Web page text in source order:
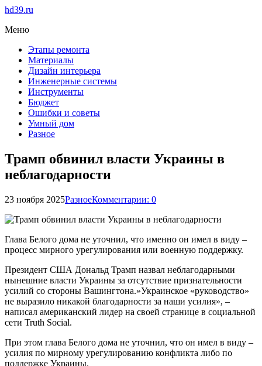
hd39.ru
Меню
Этапы ремонта
Материалы
Дизайн интерьера
Инженерные системы
Инструменты
Бюджет
Ошибки и советы
Умный дом
Разное
Трамп обвинил власти Украины в
неблагодарности
23 ноября 2025РазноеКомментарии: 0
Глава Белого дома не уточнил, что именно он имел в виду –
процесс мирного урегулирования или военную поддержку.
Президент США Дональд Трамп назвал неблагодарными
нынешние власти Украины за отсутствие признательности
усилий со стороны Вашингтона.»Украинское «руководство»
не выразило никакой благодарности за наши усилия», –
написал американский лидер на своей странице в социальной
сети Truth Social.
При этом глава Белого дома не уточнил, что он имел в виду –
усилия по мирному урегулированию конфликта либо по
поддержке Украины.